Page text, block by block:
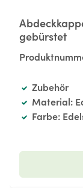
gebürstet
Zubehör
Material:
Farbe: